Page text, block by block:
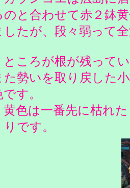
のと合わせて赤２鉢
したが、段々弱って
ころが根が残って
た勢いを取り戻した
です。
色は一番先に枯れ
りです。